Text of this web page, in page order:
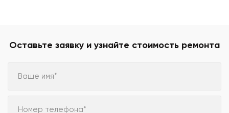
Оставьте заявку и узнайте стоимость ремонта
Ваше имя*
Номер телефона*